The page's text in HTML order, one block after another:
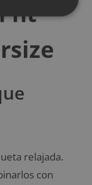
fit
relajada.
con